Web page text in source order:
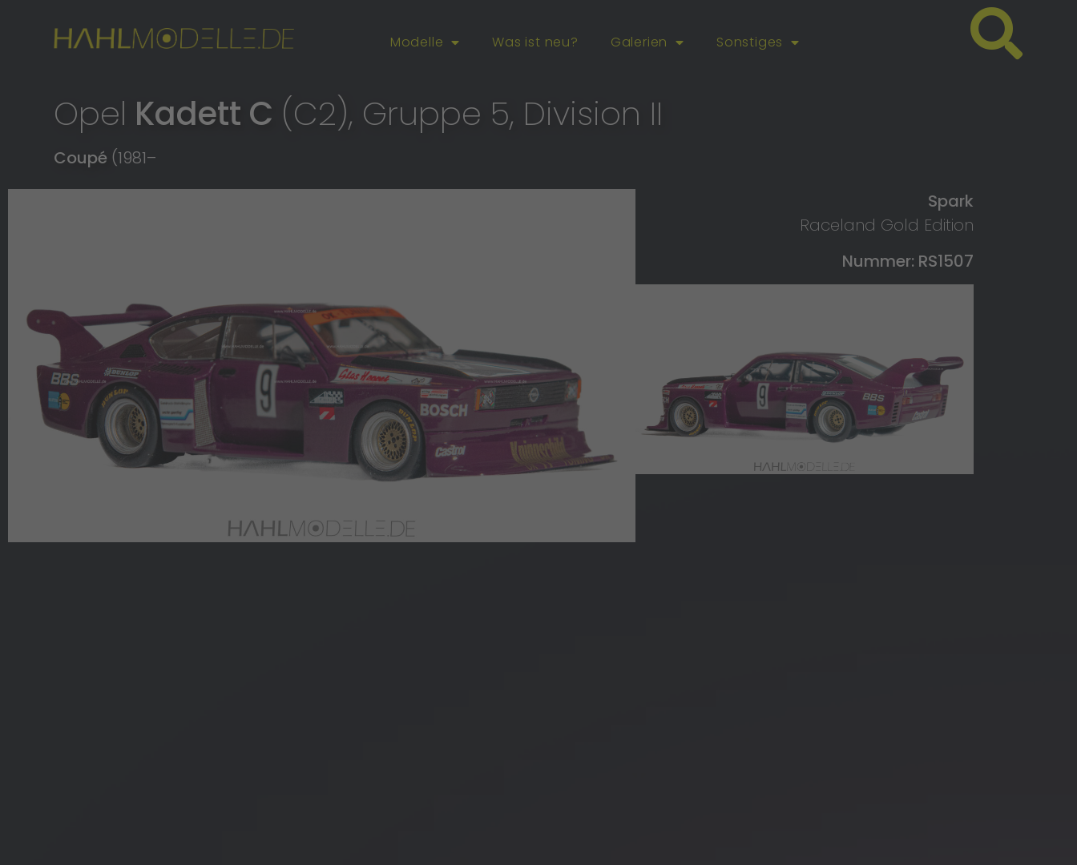
Modelle Was ist neu? Galerien Sonstiges
Opel Kadett C (C2), Gruppe 5, Division II
Coupé (1981–
Spark
Raceland Gold Edition
Nummer: RS1507